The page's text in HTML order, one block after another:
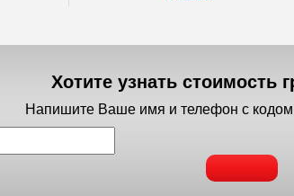
Хотите узнать стоимость
Напишите Ваше имя и телефон с